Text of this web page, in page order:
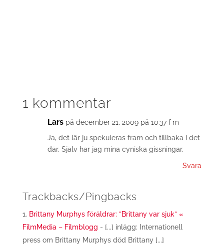
1 kommentar
Lars på december 21, 2009 på 10:37 f m
Ja, det lär ju spekuleras fram och tillbaka i det
där. Själv har jag mina cyniska gissningar.
Svara
Trackbacks/Pingbacks
Brittany Murphys föräldrar: ”Brittany var sjuk” «
FilmMedia – Filmblogg - [...] inlägg: Internationell
press om Brittany Murphys död Brittany [...]